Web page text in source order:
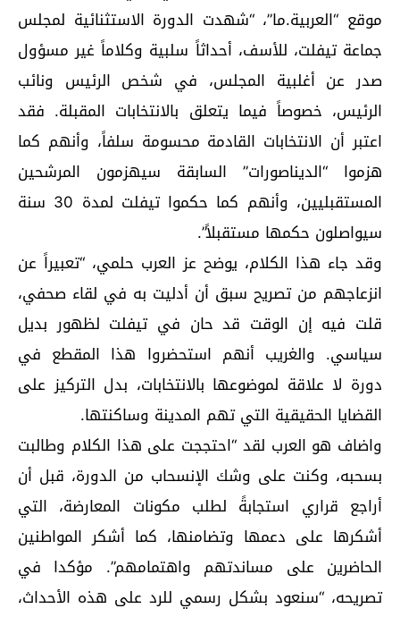
موقع “العربية.ما”، “شهدت الدورة الاستثنائية لمجلس
جماعة تيفلت، للأسف، أحداثاً سلبية وكلاماً غير مسؤول
صدر عن أغلبية المجلس، في شخص الرئيس ونائب
الرئيس، خصوصاً فيما يتعلق بالانتخابات المقبلة. فقد
اعتبر أن الانتخابات القادمة محسومة سلفاً، وأنهم كما
هزموا “الديناصورات” السابقة سيهزمون المرشحين
المستقبليين، وأنهم كما حكموا تيفلت لمدة 30 سنة
سيواصلون حكمها مستقبلاً”.
وقد جاء هذا الكلام، يوضح عز العرب حلمي، “تعبيراً عن
انزعاجهم من تصريح سبق أن أدليت به في لقاء صحفي،
قلت فيه إن الوقت قد حان في تيفلت لظهور بديل
سياسي. والغريب أنهم استحضروا هذا المقطع في
دورة لا علاقة لموضوعها بالانتخابات، بدل التركيز على
القضايا الحقيقية التي تهم المدينة وساكنتها.
واضاف هو العرب لقد “احتججت على هذا الكلام وطالبت
بسحبه، وكنت على وشك الإنسحاب من الدورة، قبل أن
أراجع قراري استجابةً لطلب مكونات المعارضة، التي
أشكرها على دعمها وتضامنها، كما أشكر المواطنين
الحاضرين على مساندتهم واهتمامهم”. مؤكدا في
تصريحه، “سنعود بشكل رسمي للرد على هذه الأحداث،